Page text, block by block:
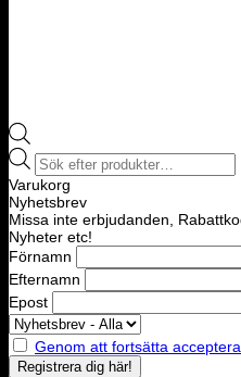
Products
search
Varukorg
Nyhetsbrev
Missa inte erbjudanden,
Nyheter etc!
Förnamn
Efternamn
Epost
Genom att fortsätta